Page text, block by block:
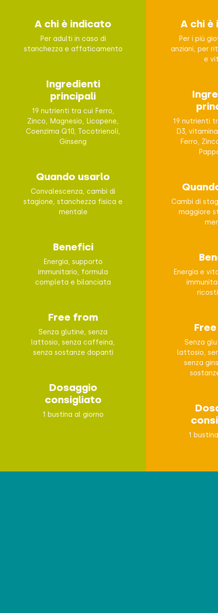
A chi è indicato
Per adulti in caso di
stanchezza e affaticamento
Ingredienti
principali
19 nutrienti tra cui Ferro,
Zinco, Magnesio, Licopene,
Coenzima Q10, Tocotrienoli,
Ginseng
Quando usarlo
Convalescenza, cambi di
stagione, stanchezza fisica e
mentale
Benefici
Energia, supporto
immunitario, formula
completa e bilanciata
Free from
Senza glutine, senza
lattosio, senza caffeina,
senza sostanze dopanti
Dosaggio
consigliato
1 bustina al giorno
A chi
Per i più
anziani, per
e
19 nutrienti
D3,
Ferro,
Cambi di
maggiore
Energia e
Senza
lattosio,
senza
1